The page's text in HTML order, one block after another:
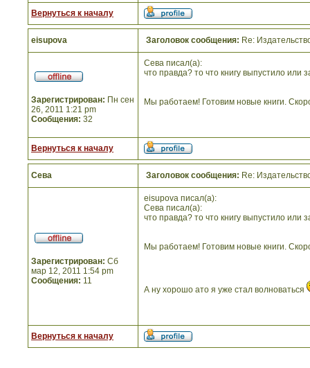
Вернуться к началу
eisupova Заголовок сообщения: Re:
Зарегистрирован: Пн сен
26, 2011 1:21 pm
Сообщения: 32
Сева писал(а):
что правда? то что книгу выпустило или
Мы работаем! Готовим новые книги.
Вернуться к началу
Сева Заголовок сообщения: Re:
Зарегистрирован: Сб
мар 12, 2011 1:54 pm
Сообщения: 11
eisupova писал(а):
Сева писал(а):
что правда? то что книгу выпустило или
Мы работаем! Готовим новые книги.
А ну хорошо ато я уже стал волноваться
Вернуться к началу